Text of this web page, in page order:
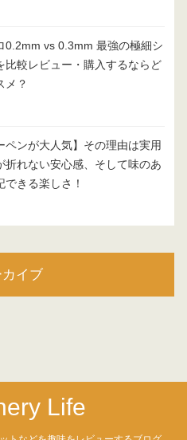
0.2mm vs 0.3mm 最強の極細シ
比較レビュー・購入するならど
メ？
ペンが大人気】その理由は実用
折れない安心感、そして味のあ
できる楽しさ！
イブ
Life